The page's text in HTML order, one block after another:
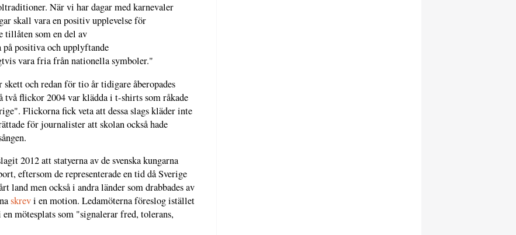
När vi har dagar med karnevaler
skall vara en positiv upplevelse för
tillåten som en del av
positiva och upplyftande
vara fria från nationella symboler."
och redan för tio år tidigare åberopades
två flickor 2004 var klädda i t-shirts som råkade
Flickorna fick veta att dessa slags kläder inte
för journalister att skolan också hade
2012 att statyerna av de svenska kungarna
eftersom de representerade en tid då Sverige
men också i andra länder som drabbades av
skrevi en motion. Ledamöterna föreslog istället
mötesplats som "signalerar fred, tolerans,